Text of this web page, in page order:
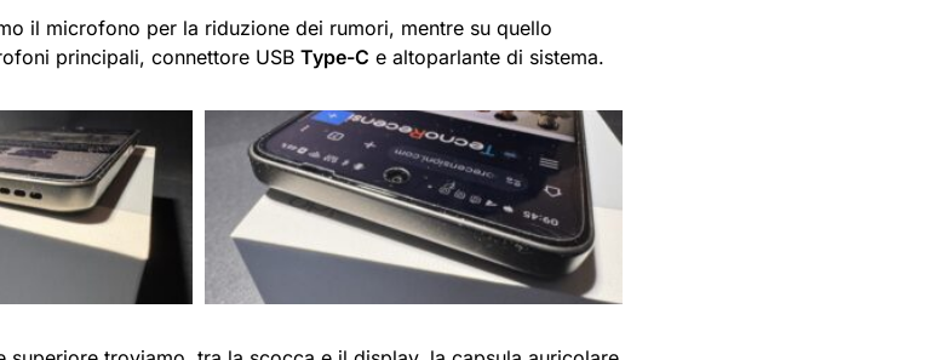
il microfono per la riduzione dei rumori, mentre su quello
principali, connettore USB Type-C e altoparlante di sistema.